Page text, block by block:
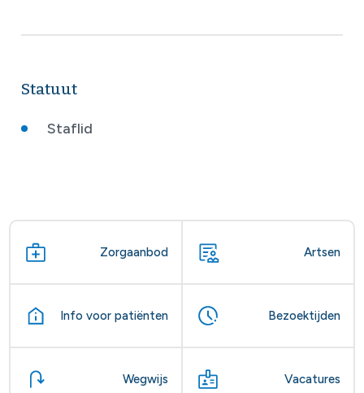
Statuut
Staflid
Zorgaanbod Artsen
Info voor patiënten Bezoektijden
Wegwijs Vacatures